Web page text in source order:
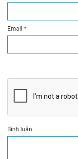
Email *
Bình luận